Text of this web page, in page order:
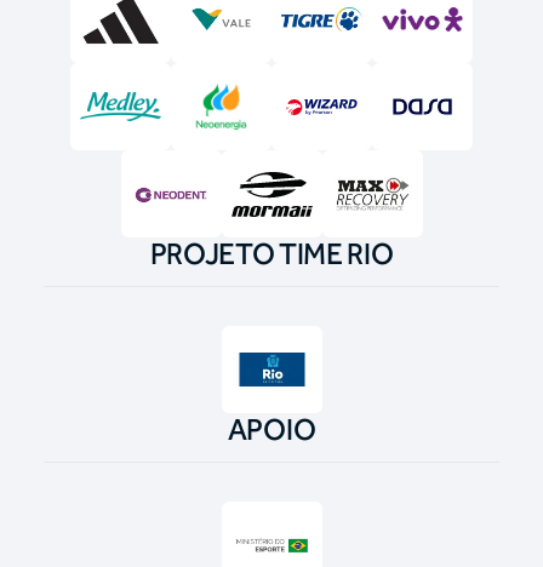
PROJETO TIME RIO
APOIO